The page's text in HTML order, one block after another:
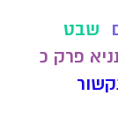
שבט
פרק כ